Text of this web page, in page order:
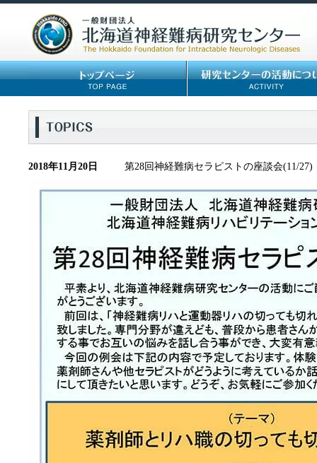
2018年11月20日 第28回神経難病セラピストの座談会(11/27)